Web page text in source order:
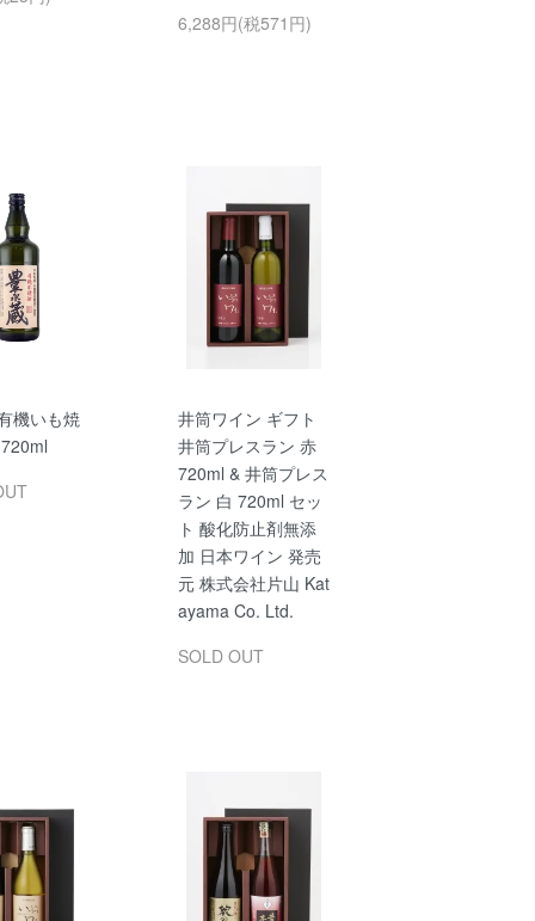
6,288円(税571円)
機いも焼
井筒ワイン ギフト
井筒プレスラン 赤
720ml & 井筒プレス
ラン 白 720ml セッ
ト 酸化防止剤無添
加 日本ワイン 発売
元 株式会社片山 Kat
ayama Co. Ltd.
SOLD OUT